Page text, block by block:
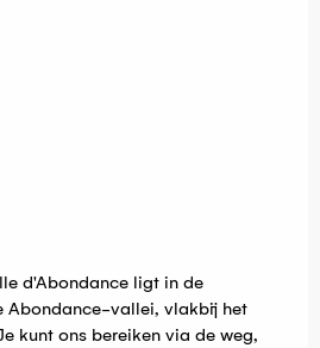
d'Abondance ligt in de
Abondance-vallei, vlakbij het
kunt ons bereiken via de weg,